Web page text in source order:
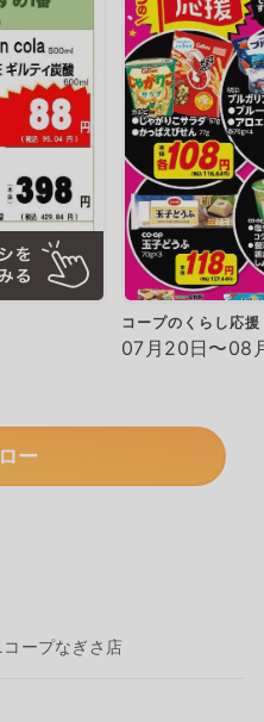
コープのくらし応援
07月20日〜08
ー
ープなぎさ店